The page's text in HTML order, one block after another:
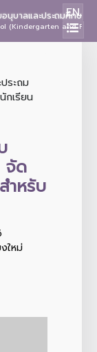
นุบาลและประถมศึกษา
(Kindergarten and
EN
ระถม
กเรียน
จัด
ำหรับ
ใหม่